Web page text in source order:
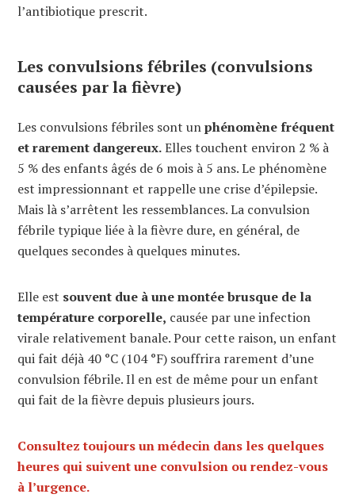
l’antibiotique prescrit.
Les convulsions fébriles (convulsions
causées par la fièvre)
Les convulsions fébriles sont unphénomène fréquent
et rarement dangereux.Elles touchent environ 2 % à
5 % des enfants âgés de 6 mois à 5 ans. Le phénomène
est impressionnant et rappelle une crise d’épilepsie.
Mais là s’arrêtent les ressemblances. La convulsion
fébrile typique liée à la fièvre dure, en général, de
quelques secondes à quelques minutes.
Elle est souvent due à une montée brusque de la
température corporelle, causée par une infection
virale relativement banale. Pour cette raison, un enfant
qui fait déjà 40 °C (104 °F) souffrira rarement d’une
convulsion fébrile. Il en est de même pour un enfant
qui fait de la fièvre depuis plusieurs jours.
Consultez toujours un médecin dans les quelques
heures qui suivent une convulsion ou rendez-vous
à l’urgence.